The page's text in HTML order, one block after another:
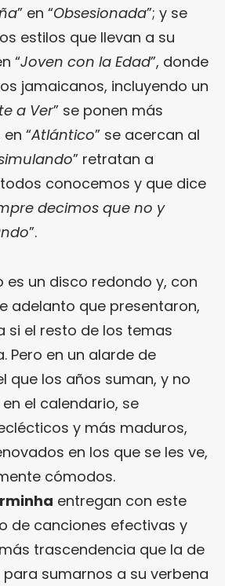
” en “Obsesionada”; y se
estilos que llevan a su
“Joven con la Edad”, donde
jamaicanos, incluyendo un
a Ver” se ponen más
“Atlántico” se acercan al
” retratan a
conocemos y que dice
decimos que no y
”.
es un disco redondo y, con
adelanto que presentaron,
si el resto de los temas
Pero en un alarde de
que los años suman, y no
el calendario, se
y más maduros,
en los que se les ve,
cómodos.
entregan con este
de canciones efectivas y
trascendencia que la de
sumarnos a su verbena